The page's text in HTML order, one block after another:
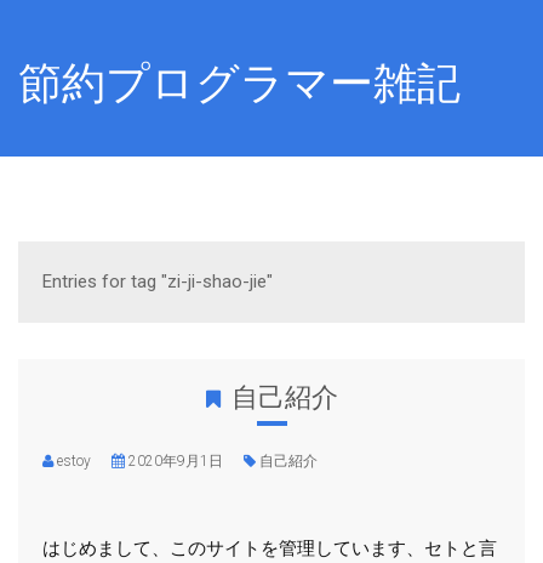
節約プログラマー雑記
Entries for tag "zi-ji-shao-jie"
自己紹介
estoy 2020年9月1日 自己紹介
はじめまして、このサイトを管理しています、セトと言